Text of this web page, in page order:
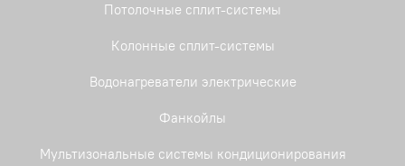
Потолочные сплит-системы
Колонные сплит-системы
Водонагреватели электрические
Фанкойлы
Мультизональные системы кондиционирования